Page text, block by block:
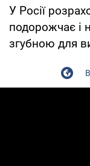
У Росії
подорожчає і
згубною для